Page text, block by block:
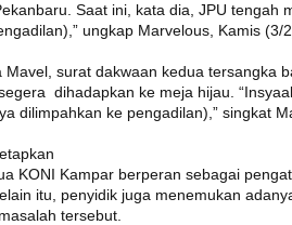
Saat ini, kata dia, JPU tengah
ungkap Marvelous, Kamis (3/
surat dakwaan kedua tersangka
dihadapkan ke meja hijau.
dilimpahkan ke pengadilan),” singkat
KONI Kampar berperan sebagai
itu, penyidik juga menemukan
tersebut.